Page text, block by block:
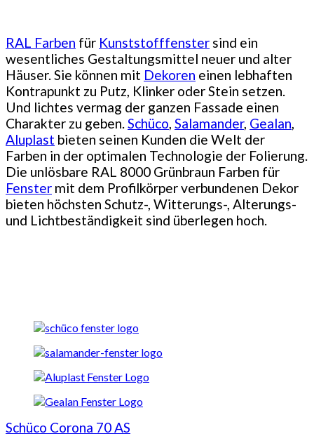
RAL Farben für Kunststofffenster sind ein
wesentliches Gestaltungsmittel neuer und alter
Häuser. Sie können mit Dekoren einen lebhaften
Kontrapunkt zu Putz, Klinker oder Stein setzen.
Und lichtes vermag der ganzen Fassade einen
Charakter zu geben.Schüco, Salamander, Gealan,
Aluplast bieten seinen Kunden die Welt der
Farben in der optimalen Technologie der Folierung.
Die unlösbare RAL 8000 Grünbraun Farben für
Fenster mit dem Profilkörper verbundenen Dekor
bieten höchsten Schutz-, Witterungs-, Alterungs-
und Lichtbeständigkeit sind überlegen hoch.
Schüco Corona 70 AS